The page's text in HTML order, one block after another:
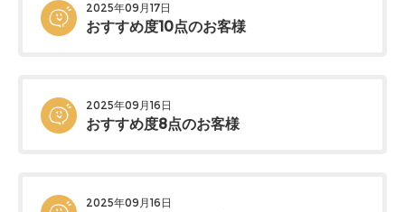
2025年09月17日
おすすめ度10点のお客様
2025年09月16日
おすすめ度8点のお客様
2025年09月16日